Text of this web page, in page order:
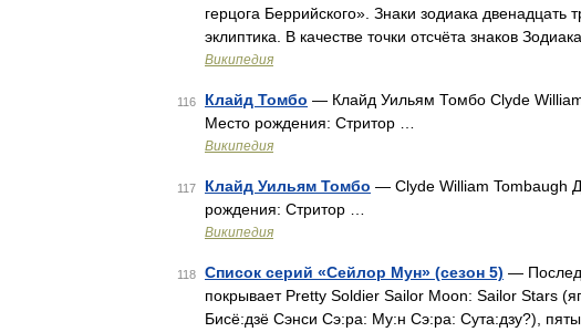
герцога Беррийского». Знаки зодиака двенадцать
эклиптика. В качестве точки отсчёта знаков
Википедия
116 Клайд Томбо — Клайд Уильям Томбо Clyde
Место рождения: Стритор …
Википедия
117 Клайд Уильям Томбо — Clyde William Tombaugh
рождения: Стритор …
Википедия
118 Список серий «Сейлор Мун» (сезон 5) —
покрывает Pretty Soldier Sailor Moon: Sailor Stars
Бисё:дзё Сэнси Сэ:ра: Му:н Сэ:ра: Сута:дзу?),